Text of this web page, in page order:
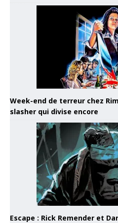
Week-end de terreur chez
slasher qui divise encore
Escape : Rick Remender et